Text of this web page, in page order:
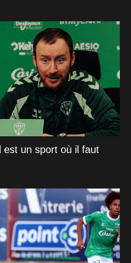
est un sport où il faut